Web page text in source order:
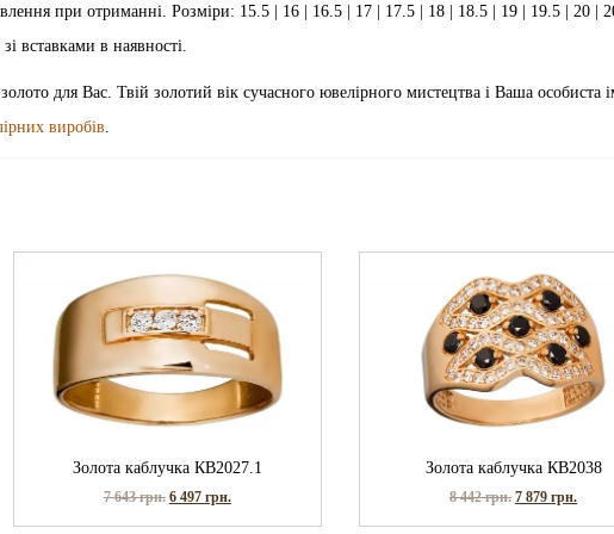
при отриманні. Розміри: 15.5 | 16 | 16.5 | 17 | 17.5 | 18 | 18.5 | 19 | 19.5 | 20 |
вставками в наявності.
для Вас. Твій золотий вік сучасного ювелірного мистецтва і Ваша особиста
виробів.
Золота каблучка КВ2027.1
7 643грн. 6 497 грн.
Золота каблучка КВ2038
8 442грн. 7 879грн.